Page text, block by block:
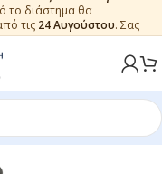
το διάστημα θα
τις 24 Αυγούστου. Σας